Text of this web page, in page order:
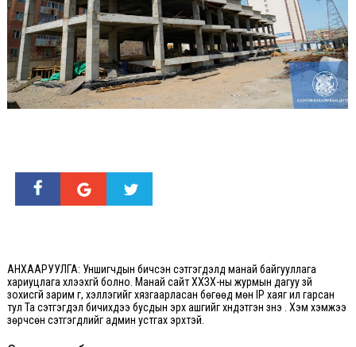
АНХААРУУЛГА: Уншигчдын бичсэн сэтгэгдэлд манай байгууллага
хариуцлага хүлээхгүй болно. Манай сайт ХХЗХ-ны журмын дагуу зүй
зохисгүй зарим үг, хэллэгийг хязгаарласан бөгөөд мөн IP хаяг ил гарсан
тул Та сэтгэгдэл бичихдээ бусдын эрх ашгийг хүндэтгэн үзнэ үү. Хэм хэмжээ
зөрчсөн сэтгэгдлийг админ устгах эрхтэй.